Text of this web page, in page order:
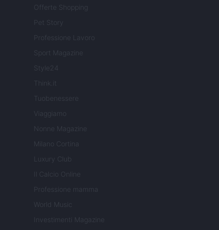
Offerte Shopping
Pet Story
Professione Lavoro
Sport Magazine
Style24
Think.it
Tuobenessere
Viaggiamo
Nonne Magazine
Milano Cortina
Luxury Club
Il Calcio Online
Professione mamma
World Music
Investimenti Magazine